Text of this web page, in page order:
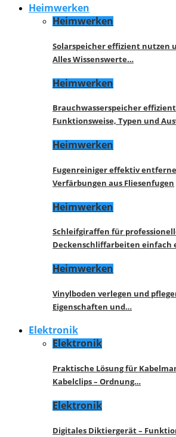
Heimwerken
Heimwerken
Solarspeicher effizient nutzen
Alles Wissenswerte…
Heimwerken
Brauchwasserspeicher
Funktionsweise, Typen und
Heimwerken
Fugenreiniger effektiv
Verfärbungen aus Fliesenfugen
Heimwerken
Schleifgiraffen für
Deckenschliffarbeiten einfach
Heimwerken
Vinylboden verlegen und
Eigenschaften und…
Elektronik
Elektronik
Praktische Lösung für
Kabelclips – Ordnung…
Elektronik
Digitales Diktiergerät –